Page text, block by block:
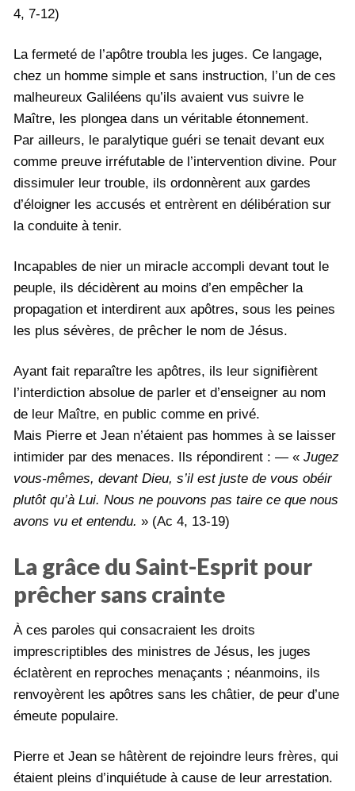
4, 7-12)
La fermeté de l’apôtre troubla les juges. Ce langage,
chez un homme simple et sans instruction, l’un de ces
malheureux Galiléens qu’ils avaient vus suivre le
Maître, les plongea dans un véritable étonnement.
Par ailleurs, le paralytique guéri se tenait devant eux
comme preuve irréfutable de l’intervention divine. Pour
dissimuler leur trouble, ils ordonnèrent aux gardes
d’éloigner les accusés et entrèrent en délibération sur
la conduite à tenir.
Incapables de nier un miracle accompli devant tout le
peuple, ils décidèrent au moins d’en empêcher la
propagation et interdirent aux apôtres, sous les peines
les plus sévères, de prêcher le nom de Jésus.
Ayant fait reparaître les apôtres, ils leur signifièrent
l’interdiction absolue de parler et d’enseigner au nom
de leur Maître, en public comme en privé.
Mais Pierre et Jean n’étaient pas hommes à se laisser
intimider par des menaces. Ils répondirent : — « Jugez
vous-mêmes, devant Dieu, s’il est juste de vous obéir
plutôt qu’à Lui. Nous ne pouvons pas taire ce que nous
avons vu et entendu. » (Ac 4, 13-19)
La grâce du Saint-Esprit pour
prêcher sans crainte
À ces paroles qui consacraient les droits
imprescriptibles des ministres de Jésus, les juges
éclatèrent en reproches menaçants ; néanmoins, ils
renvoyèrent les apôtres sans les châtier, de peur d’une
émeute populaire.
Pierre et Jean se hâtèrent de rejoindre leurs frères, qui
étaient pleins d’inquiétude à cause de leur arrestation.